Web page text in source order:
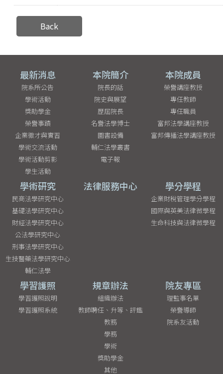
Back
最新消息
院系所公告
學術活動
獎助學金
榮譽事蹟
企業徵才與實習
學術交流活動
學術活動剪影
學生活動
本院簡介
院長的話
院史與展望
歷屆院長
名譽法學博士
圖書設備
輔仁法學叢書
電子報
本院成員
榮譽講座教授
專任教師
專任職員
富邦法學講座教授
富邦傳播法學講座教授
學術研究
民商法學研究中心
基礎法學研究中心
財經法學研究中心
公法學研究中心
刑事法學研究中心
生技醫藥法學研究中心
輔仁法學
法律服務中心 學分學程
企業財稅管理學分學程
國際與英美法律微學程
生命科技與法律微學程
學習護照
學習護照說明
學習護照系統
規章辦法
組織辦法
教師聘任、升等、評鑑
教務
學務
學術
獎助學金
其他
院友專區
理監事名單
榮譽導師
院系友活動